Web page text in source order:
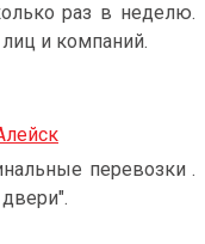
раз в неделю.
и компаний.
перевозки .